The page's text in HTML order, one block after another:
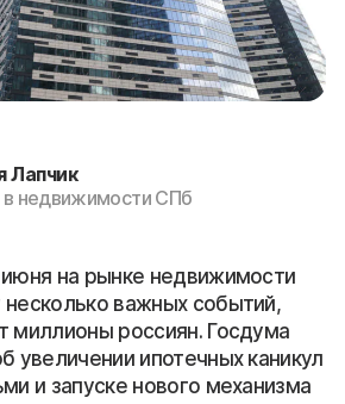
Лапчик
в недвижимости СПб
на рынке недвижимости
важных событий,
миллионы россиян. Госдума
увеличении ипотечных каникул
и запуске нового механизма